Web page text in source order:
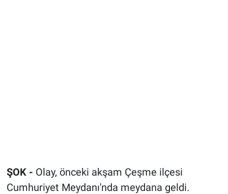
ŞOK - Olay, önceki akşam Çeşme ilçesi
Cumhuriyet Meydanı'nda meydana geldi.